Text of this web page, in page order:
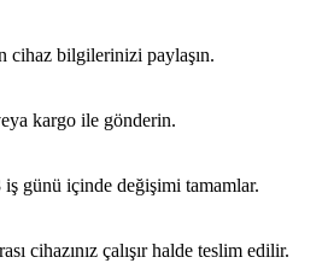
cihaz bilgilerinizi paylaşın.
kargo ile gönderin.
günü içinde değişimi tamamlar.
cihazınız çalışır halde teslim edilir.